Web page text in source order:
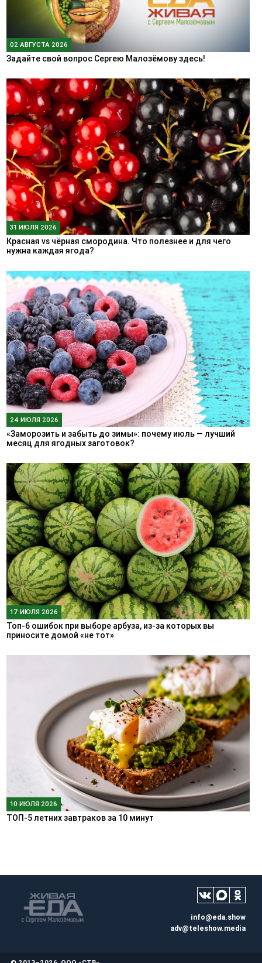
02 АВГУСТА 2026
Задайте свой вопрос Сергею Малозёмову здесь!
31 ИЮЛЯ 2026
Красная vs чёрная смородина. Что полезнее и для чего
нужна каждая ягода?
24 ИЮЛЯ 2026
«Заморозить и забыть до зимы»: почему июль — лучший
месяц для ягодных заготовок?
17 ИЮЛЯ 2026
Топ-6 ошибок при выборе арбуза, из-за которых вы
приносите домой «не тот»
10 ИЮЛЯ 2026
ТОП-5 летних завтраков за 10 минут
info@eda.show
adv@teleshow.media